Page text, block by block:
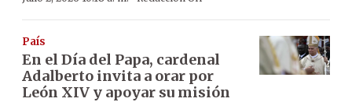
País
En el Día del Papa, cardenal
Adalberto invita a orar por
León XIV y apoyar su misión